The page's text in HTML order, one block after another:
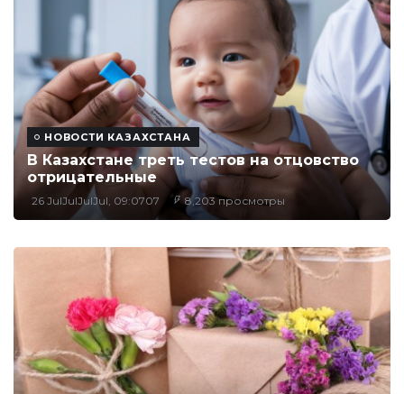
НОВОСТИ КАЗАХСТАНА
В Казахстане треть тестов на отцовство
отрицательные
26 JulJulJulJul, 09:0707 8,203 просмотры